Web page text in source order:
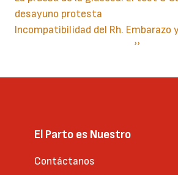
desayuno protesta
Incompatibilidad del Rh. Embarazo
Siguiente
››
El Parto es Nuestro
Contáctanos